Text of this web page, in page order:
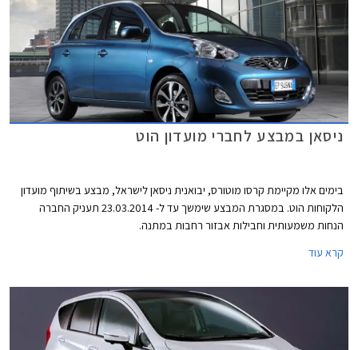
ניסאן במבצע לחברי מועדון הוט
בימים אלו מקיימת קרסו מוטורס, יבואנית ניסאן לישראל, מבצע בשיתוף מועדון
הלקוחות הוט. במסגרת המבצע שימשך עד ל- 23.03.2014 תעניק החברה
הנחות משמעותית וחבילות אבזור רחבות במתנה.
קרא עוד